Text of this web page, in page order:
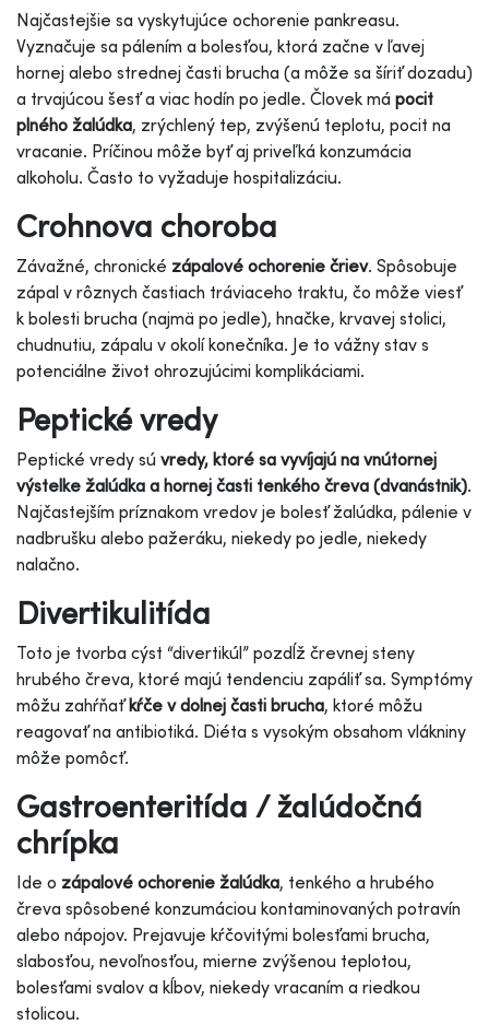
Najčastejšie sa vyskytujúce ochorenie pankreasu.
Vyznačuje sa pálením a bolesťou, ktorá začne v ľavej
hornej alebo strednej časti brucha (a môže sa šíriť dozadu)
a trvajúcou šesť a viac hodín po jedle. Človek má pocit
plného žalúdka, zrýchlený tep, zvýšenú teplotu, pocit na
vracanie. Príčinou môže byť aj priveľká konzumácia
alkoholu. Často to vyžaduje hospitalizáciu.
Crohnova choroba
Závažné, chronické zápalové ochorenie čriev. Spôsobuje
zápal v rôznych častiach tráviaceho traktu, čo môže viesť
k bolesti brucha (najmä po jedle), hnačke, krvavej stolici,
chudnutiu, zápalu v okolí konečníka. Je to vážny stav s
potenciálne život ohrozujúcimi komplikáciami.
Peptické vredy
Peptické vredy sú vredy, ktoré sa vyvíjajú na vnútornej
výstelke žalúdka a hornej časti tenkého čreva (dvanástnik).
Najčastejším príznakom vredov je bolesť žalúdka, pálenie v
nadbrušku alebo pažeráku, niekedy po jedle, niekedy
nalačno.
Divertikulitída
Toto je tvorba cýst “divertikúl” pozdĺž črevnej steny
hrubého čreva, ktoré majú tendenciu zapáliť sa. Symptómy
môžu zahŕňaťkŕče v dolnej časti brucha, ktoré môžu
reagovať na antibiotiká. Diéta s vysokým obsahom vlákniny
môže pomôcť.
Gastroenteritída / žalúdočná
chrípka
Ide o zápalové ochorenie žalúdka, tenkého a hrubého
čreva spôsobené konzumáciou kontaminovaných potravín
alebo nápojov. Prejavuje kŕčovitými bolesťami brucha,
slabosťou, nevoľnosťou, mierne zvýšenou teplotou,
bolesťami svalov a kĺbov, niekedy vracaním a riedkou
stolicou.